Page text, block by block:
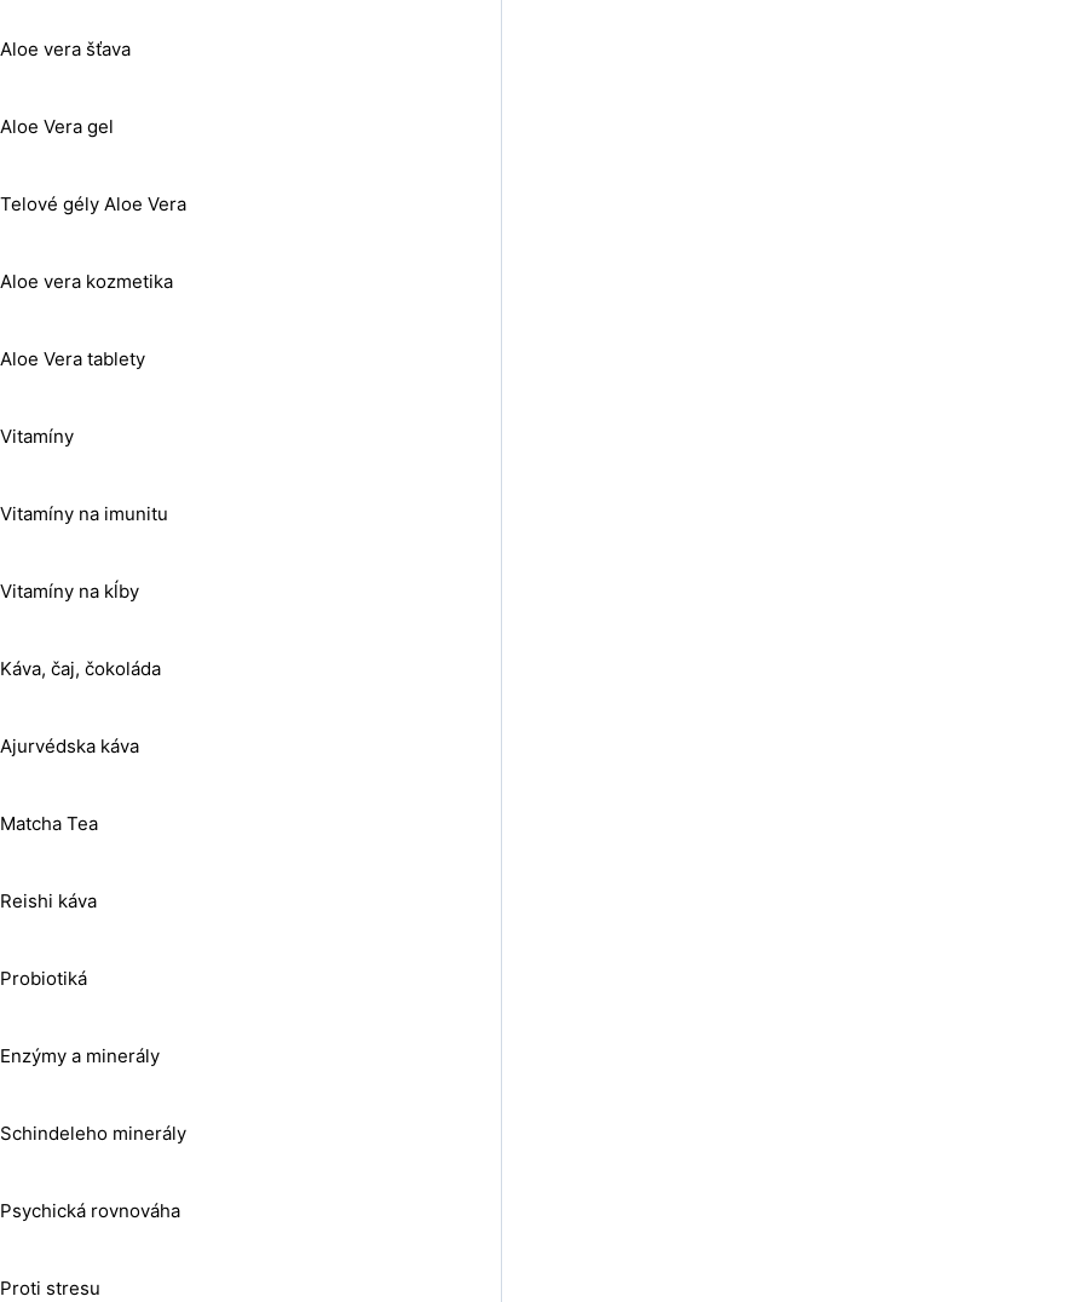
Aloe vera šťava
Aloe Vera gel
Telové gély Aloe Vera
Aloe vera kozmetika
Aloe Vera tablety
Vitamíny
Vitamíny na imunitu
Vitamíny na kĺby
Káva, čaj, čokoláda
Ajurvédska káva
Matcha Tea
Reishi káva
Probiotiká
Enzýmy a minerály
Schindeleho minerály
Psychická rovnováha
Proti stresu